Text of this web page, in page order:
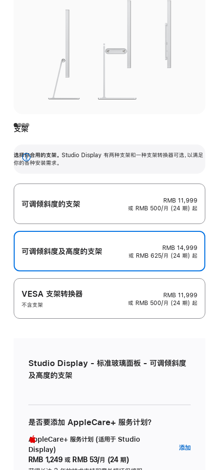
支架
选择你合用的支架。 Studio Display 有两种支架和一种支架转换器可选，以满足
你的各种安装需求。
展
可调倾斜度的支架
RMB 11,999
或 RMB 500/月 (24 期) 起
可调倾斜度及高‍度的支‍架
RMB 14,999
或 RMB 625/月 (24 期) 起
VESA 支架转换器
不含支架
RMB 11,999
或 RMB 500/月 (24 期) 起
Studio Display - 标准玻璃面板 - 可调倾斜度
及高度的支架
是否要添加 AppleCare+ 服务计划？
AppleCare+ 服务计划 (适用于 Studio
Display)
RMB 1,249 或 RMB 53/月 (24 期)
添加